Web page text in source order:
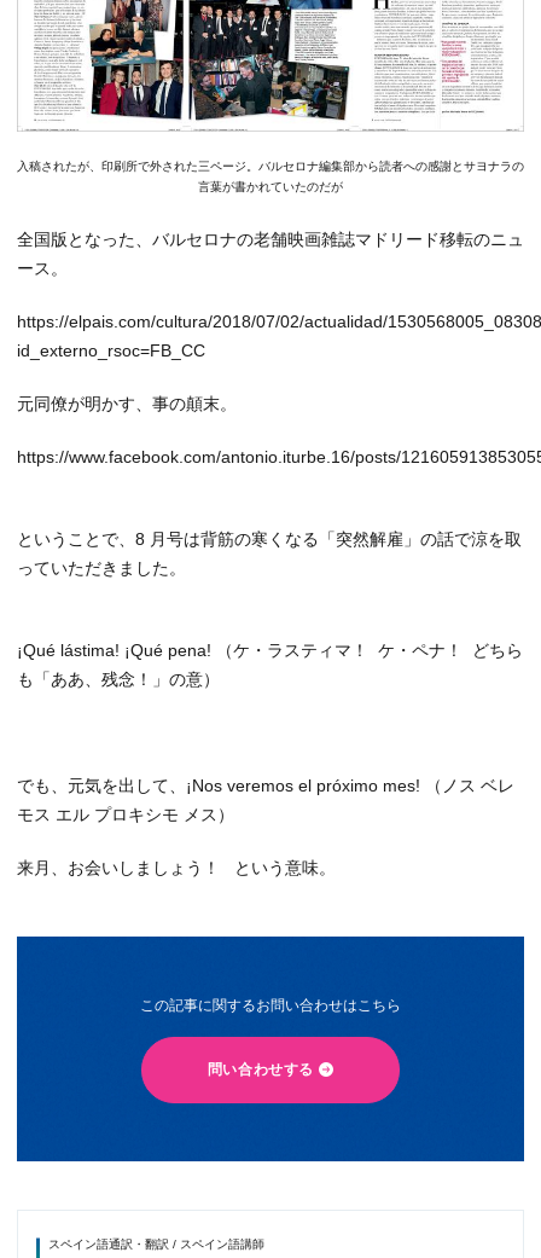
入稿されたが、印刷所で外された三ページ。バルセロナ編集部から読者への感謝とサヨナラの
言葉が書かれていたのだが
全国版となった、バルセロナの老舗映画雑誌マドリード移転のニュ
ース。
https://elpais.com/cultura/2018/07/02/actualidad/
id_externo_rsoc=FB_CC
元同僚が明かす、事の顛末。
https://www.facebook.com/antonio.iturbe.16/posts/
ということで、8 月号は背筋の寒くなる「突然解雇」の話で涼を取
っていただきました。
¡Qué lástima! ¡Qué pena! （ケ・ラスティマ！ ケ・ペナ！ どちら
も「ああ、残念！」の意）
でも、元気を出して、¡Nos veremos el próximo mes! （ノス ベレ
モス エル プロキシモ メス）
来月、お会いしましょう！ という意味。
この記事に関するお問い合わせはこちら
問い合わせする
スペイン語通訳・翻訳 / スペイン語講師